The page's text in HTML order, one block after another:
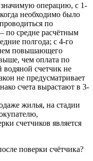
операцию, с 1-
необходимо было
по
по средне расчётным
полгода; с 4-го
повышающего
чем оплата по
счетчик не
не предусматривает
счета вырастают в 3-
жилья, на стадии
счетчиков является
поверки счётчика?